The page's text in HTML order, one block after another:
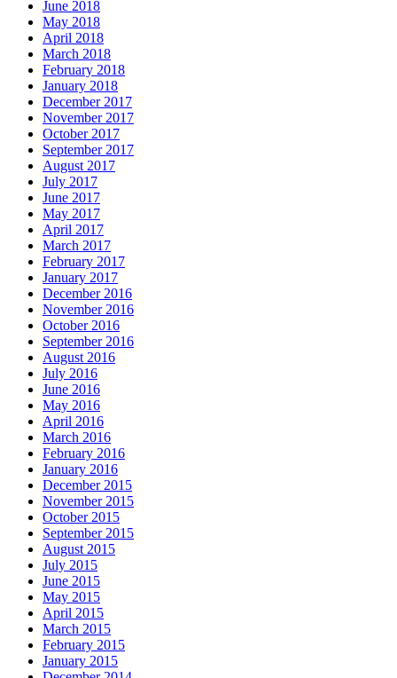
June 2018
May 2018
April 2018
March 2018
February 2018
January 2018
December 2017
November 2017
October 2017
September 2017
August 2017
July 2017
June 2017
May 2017
April 2017
March 2017
February 2017
January 2017
December 2016
November 2016
October 2016
September 2016
August 2016
July 2016
June 2016
May 2016
April 2016
March 2016
February 2016
January 2016
December 2015
November 2015
October 2015
September 2015
August 2015
July 2015
June 2015
May 2015
April 2015
March 2015
February 2015
January 2015